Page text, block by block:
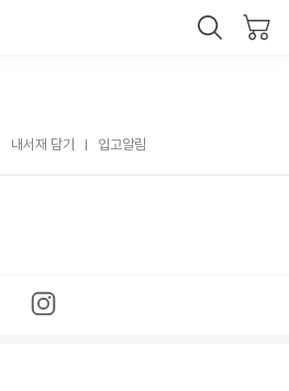
내서재 담기 입고알림